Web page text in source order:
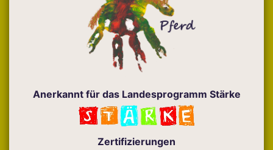
Anerkannt für das Landesprogramm Stärke
Zertifizierungen